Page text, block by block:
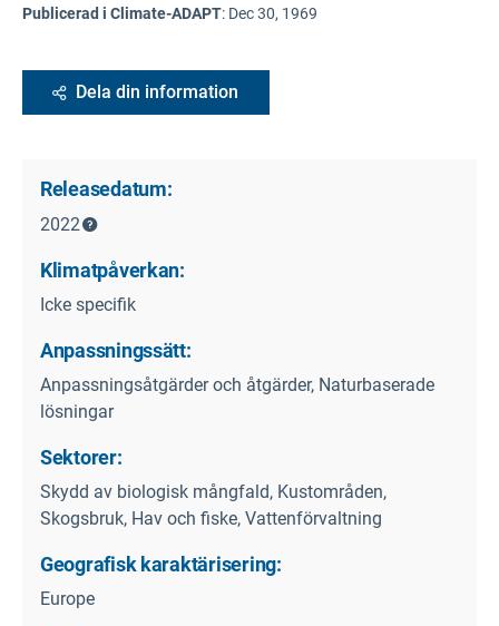
Publicerad i Climate-ADAPT: Dec 30, 1969
Dela din information
Releasedatum:
2022
Klimatpåverkan:
Icke specifik
Anpassningssätt:
Anpassningsåtgärder och åtgärder, Naturbaserade
lösningar
Sektorer:
Skydd av biologisk mångfald, Kustområden,
Skogsbruk, Hav och fiske, Vattenförvaltning
Geografisk karaktärisering:
Europe